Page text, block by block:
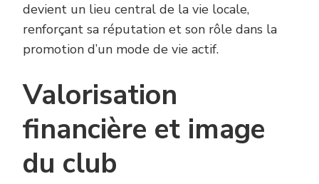
devient un lieu central de la vie locale,
renforçant sa réputation et son rôle dans la
promotion d’un mode de vie actif.
Valorisation
financière et image
du club